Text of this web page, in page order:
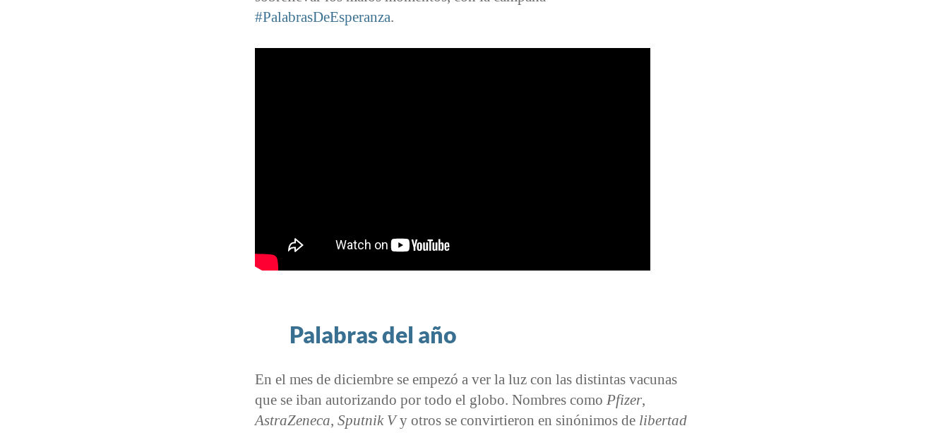
#PalabrasDeEsperanza.
Palabras del año
En el mes de diciembre se empezó a ver la luz con las distintas vacunas
que se iban autorizando por todo el globo. Nombres como Pfizer,
AstraZeneca, Sputnik Vy otros se convirtieron en sinónimos de libertad